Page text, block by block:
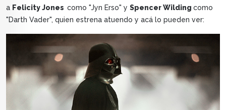
a Felicity Jones como "Jyn Erso" y Spencer Wilding como
"Darth Vader", quien estrena atuendo y acá lo pueden ver: